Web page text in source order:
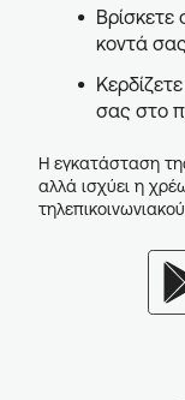
Βρίσκετε
κοντά σας
σας στο
Η εγκατάσταση
αλλά ισχύει η